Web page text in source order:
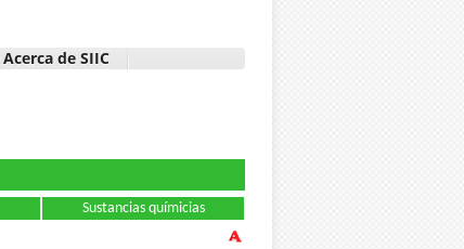
Acerca de SIIC
Sustancias químicias